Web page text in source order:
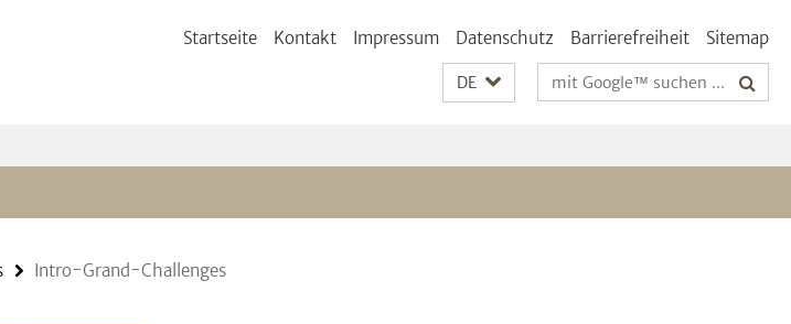
Startseite Kontakt Impressum Datenschutz Barrierefreiheit Sitemap
DE Suchbegriffe
Intro-Grand-Challenges